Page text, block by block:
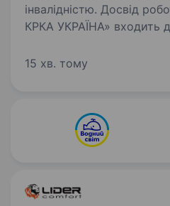
інвалідністю. Досвід роботи
КРКА УКРАЇНА» входить
Group входить до числа
понад 12 000
15 хв. тому